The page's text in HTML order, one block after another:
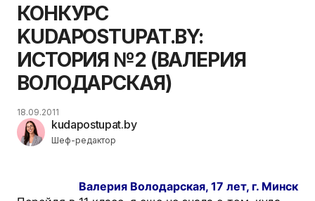
КОНКУРС
KUDAPOSTUPAT.BY:
ИСТОРИЯ №2 (ВАЛЕРИЯ
ВОЛОДАРСКАЯ)
kudapostupat.by
Шеф-редактор
18.09.2011
Валерия Володарская, 17 лет, г. Минск